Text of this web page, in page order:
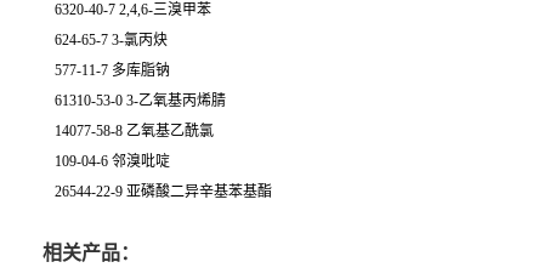
6320-40-7 2,4,6-三溴甲苯
624-65-7 3-氯丙炔
577-11-7 多库脂钠
61310-53-0 3-乙氧基丙烯腈
14077-58-8 乙氧基乙酰氯
109-04-6 邻溴吡啶
26544-22-9 亚磷酸二异辛基苯基酯
相关产品：